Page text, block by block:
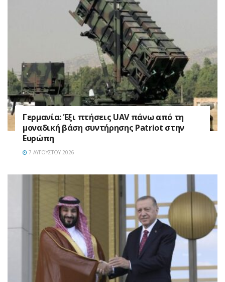
Γερμανία: Έξι πτήσεις UAV πάνω από τη
μοναδική βάση συντήρησης Patriot στην
Ευρώπη
7 ΑΥΓΟΎΣΤΟΥ 2026